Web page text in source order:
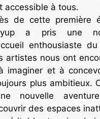
accessible à tous.
de cette première
a pris une
enthousiaste
artistes nous ont
imaginer et à
plus ambitieux.
nouvelle
des espaces